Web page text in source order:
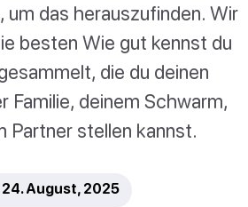
um das herauszufinden. Wir
besten Wie gut kennst du
die du deinen
Familie, deinem Schwarm,
Partner stellen kannst.
August, 2025